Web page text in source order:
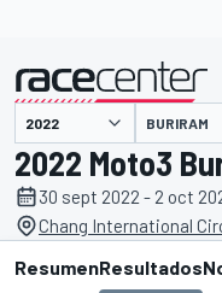
presentado por BURIRAM
2022 Moto3
30 sept 2022 - 2 oct
Chang International
ResumenResultados